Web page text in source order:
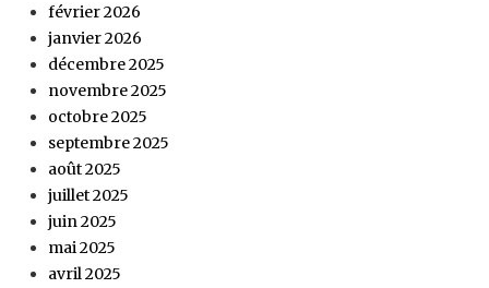
février 2026
janvier 2026
décembre 2025
novembre 2025
octobre 2025
septembre 2025
août 2025
juillet 2025
juin 2025
mai 2025
avril 2025